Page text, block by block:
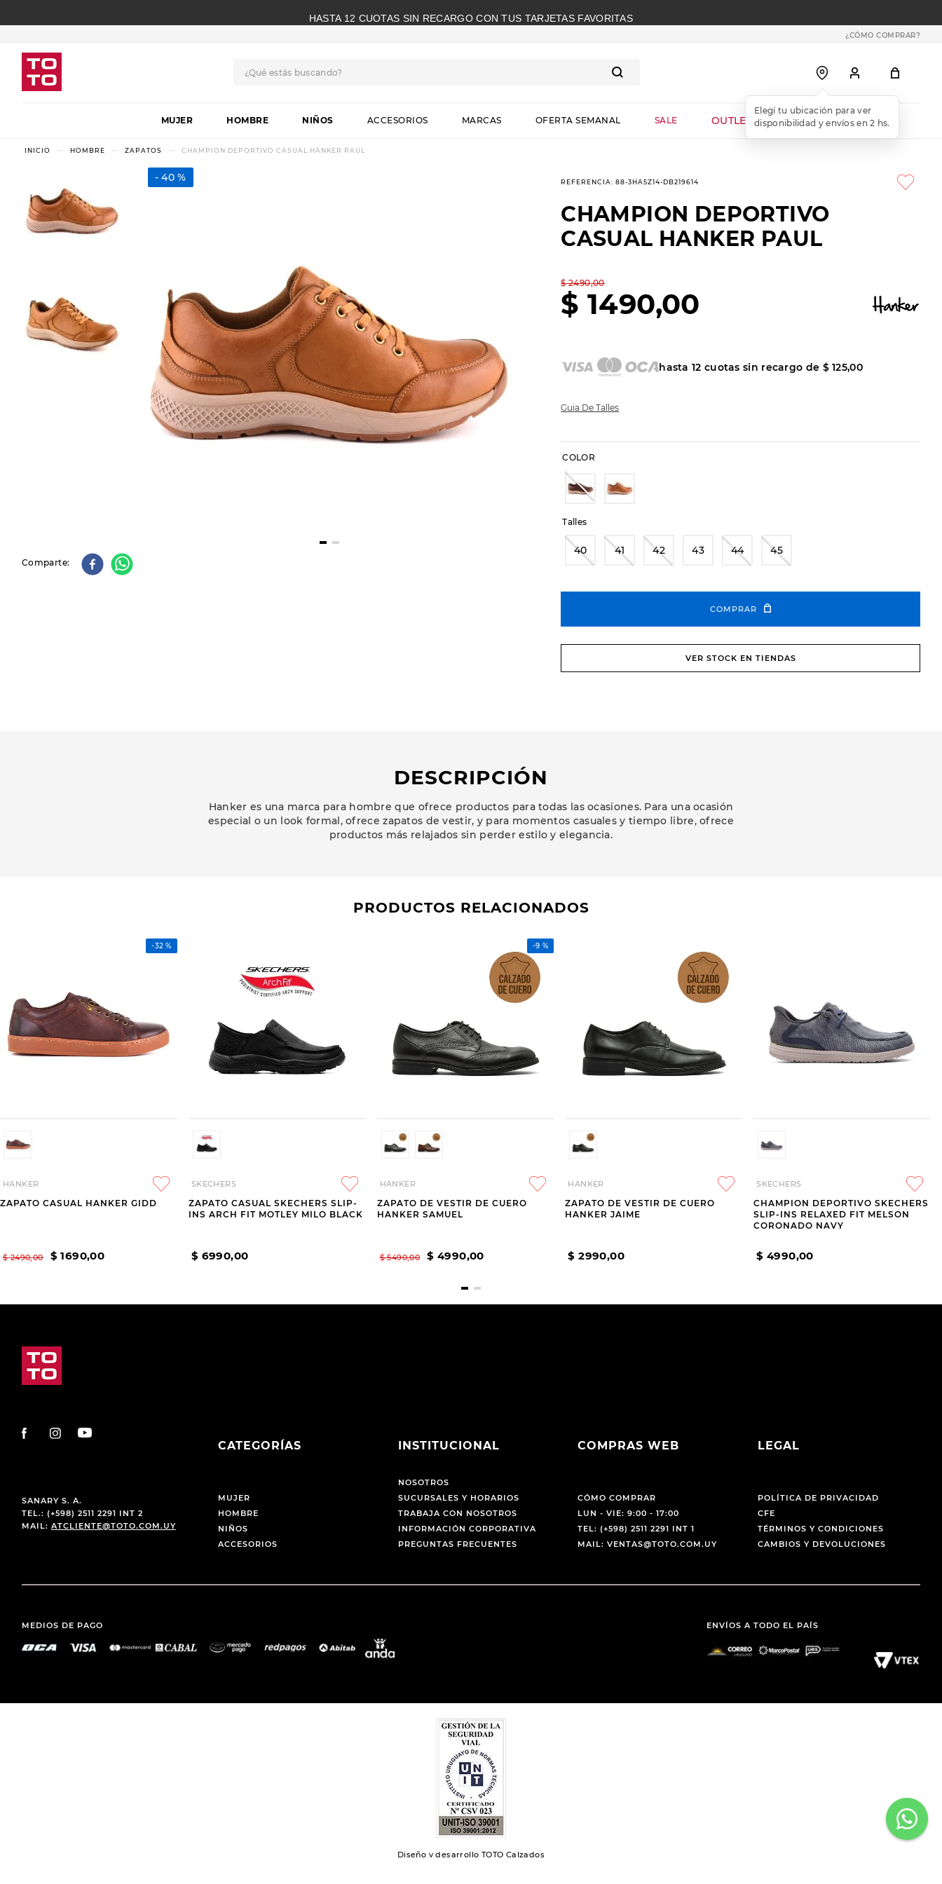
HASTA 12 CUOTAS SIN RECARGO CON TUS TARJETAS FAVORITAS
¿CÓMO COMPRAR?
MUJER HOMBRE NIÑOS ACCESORIOS MARCAS OFERTA SEMANAL SALE OUTLET WEB
HOMBRE ZAPATOS CHAMPION DEPORTIVO CASUAL HANKER PAUL
40 %
Comparte
REFERENCIA:88-3HA5Z14-DB219614
CHAMPION DEPORTIVO
CASUAL HANKER PAUL
$ 2490,00
$ 1490,00
hasta12 cuotas sin recargo de $ 125,00
Guia De Talles
COLOR
Talles
40 41 42 43 44 45
COMPRAR
VER STOCK EN TIENDAS
DESCRIPCIÓN
Hanker es una marca para hombre que ofrece productos para todas las ocasiones. Para una ocasión
especial o un look formal, ofrece zapatos de vestir, y para momentos casuales y tiempo libre, ofrece
productos más relajados sin perder estilo y elegancia.
PRODUCTOS RELACIONADOS
-32 %
HANKER
ZAPATO CASUAL HANKER GIDD
$ 2490,00 $ 1690,00
SKECHERS
ZAPATO CASUAL SKECHERS SLIP-
INS ARCH FIT MOTLEY MILO BLACK
$ 6990,00
-9 %
HANKER
ZAPATO DE VESTIR DE CUERO
HANKER SAMUEL
$ 5490,00 $ 4990,00
HANKER
ZAPATO DE VESTIR DE CUERO
HANKER JAIME
$ 2990,00
SKECHERS
CHAMPION DEPORTIVO SKECHERS
SLIP-INS RELAXED FIT MELSON
CORONADO NAVY
$ 4990,00
SANARY S. A.
TEL.: (+598) 2511 2291 INT 2
MAIL: ATCLIENTE@TOTO.COM.UY
CATEGORÍAS
MUJER
HOMBRE
NIÑOS
ACCESORIOS
INSTITUCIONAL
NOSOTROS
SUCURSALES Y HORARIOS
TRABAJA CON NOSOTROS
INFORMACIÓN CORPORATIVA
PREGUNTAS FRECUENTES
COMPRAS WEB
CÓMO COMPRAR
LUN - VIE: 9:00 - 17:00
TEL: (+598) 2511 2291 INT 1
MAIL: VENTAS@TOTO.COM.UY
LEGAL
POLÍTICA DE PRIVACIDAD
CFE
TÉRMINOS Y CONDICIONES
CAMBIOS Y DEVOLUCIONES
MEDIOS DE PAGO ENVÍOS A TODO EL PAÍS
Diseño y desarrollo TOTO Calzados
1.
botas
2.
skechers
3.
8.
hitec
slip-ins
botas dama